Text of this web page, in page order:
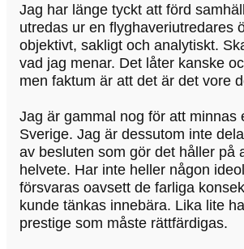
Jag har länge tyckt att förd
utredas ur en flyghaveriutredares
objektivt, sakligt och analytiskt.
vad jag menar. Det låter kanske
men faktum är att det är det vore
Jag är gammal nog för att minnas
Sverige. Jag är dessutom inte
av besluten som gör det håller på
helvete. Har inte heller någon
försvaras oavsett de farliga
kunde tänkas innebära. Lika lite
prestige som måste rättfärdigas.